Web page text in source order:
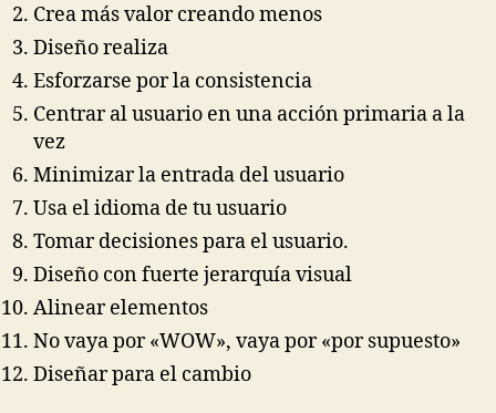
Crea más valor creando menos
Diseño realiza
Esforzarse por la consistencia
Centrar al usuario en una acción primaria a la
vez
Minimizar la entrada del usuario
Usa el idioma de tu usuario
Tomar decisiones para el usuario.
Diseño con fuerte jerarquía visual
Alinear elementos
No vaya por «WOW», vaya por «por supuesto»
Diseñar para el cambio